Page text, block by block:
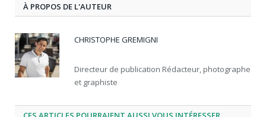
À PROPOS DE L'AUTEUR
CHRISTOPHE GREMIGNI
Directeur de publication Rédacteur, photographe
et graphiste